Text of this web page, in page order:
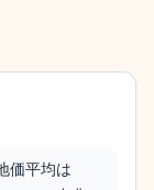
価平均は